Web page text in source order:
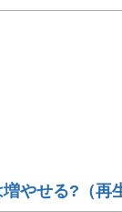
やせる?（再